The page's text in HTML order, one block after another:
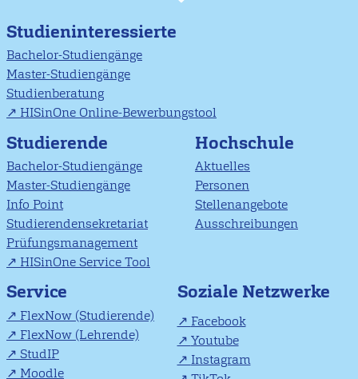
Studieninteressierte
Bachelor-Studiengänge
Master-Studiengänge
Studienberatung
HISinOne Online-Bewerbungstool
Studierende
Bachelor-Studiengänge
Master-Studiengänge
Info Point
Studierendensekretariat
Prüfungsmanagement
HISinOne Service Tool
Hochschule
Aktuelles
Personen
Stellenangebote
Ausschreibungen
Service
FlexNow (Studierende)
FlexNow (Lehrende)
StudIP
Moodle
Soziale Netzwerke
Facebook
Youtube
Instagram